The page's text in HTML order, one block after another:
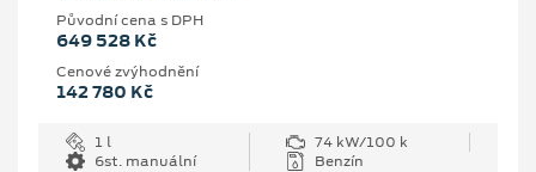
Původní cena s DPH
649 528 Kč
Cenové zvýhodnění
142 780 Kč
1 l
74 kW/100 k
6st. manuální
Benzín